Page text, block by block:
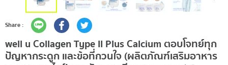
Share :
well u Collagen Type II Plus Calcium ตอบโจทย์ทุก
ปัญหากระดูก และข้อที่กวนใจ (ผลิตภัณฑ์เสริมอาหาร